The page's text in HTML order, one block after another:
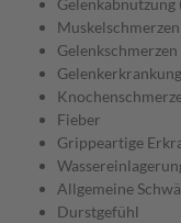
Gelenkabnutzung
Muskelschmerzen
Gelenkschmerzen
Gelenkerkrankung
Fieber
Grippeartige
Allgemeine
Durstgefühl